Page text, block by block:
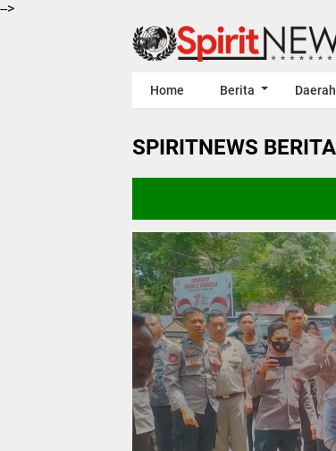
-->
Home Berita Daerah
SPIRITNEWS